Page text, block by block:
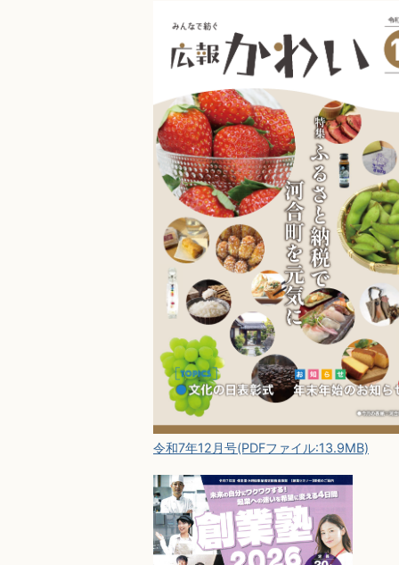
令和7年12月号(PDFファイル:13.9MB)